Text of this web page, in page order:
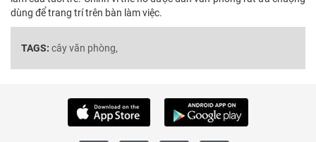
dùng để trang trí trên bàn làm việc.
TAGS: cây văn phòng,